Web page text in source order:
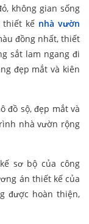
không gian sống
thiết kế nhà vườn
đồng nhất, thiết
sắt lam ngang đi
đẹp mắt và kiên
đồ sộ, đẹp mắt và
nhà vườn rộng
sơ bộ của công
án thiết kế của
được hoàn thiện,